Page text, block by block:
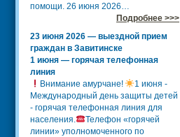
помощи. 26 июня 2026…
Подробнее >>>
23 июня 2026 — выездной прием
граждан в Завитинске
1 июня — горячая телефонная
линия
Внимание амурчане!
1 июня -
Международный день защиты детей
- горячая телефонная линия для
населения.
Телефон «горячей
линии» уполномоченного по